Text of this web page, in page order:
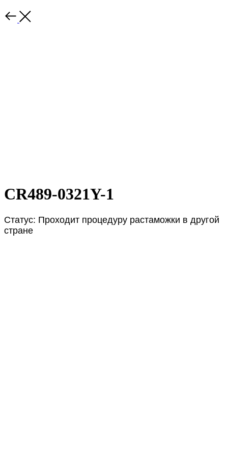
CR489-0321Y-1
Статус: Проходит процедуру растаможки в другой
стране